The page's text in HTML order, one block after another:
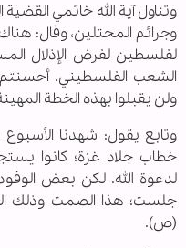
وتناول آية الله خاتمي
وجرائم المحتلين، وقال:
لفلسطين لفرض الإذلال
الشعب الفلسطيني. أحسنتم
ولن يقبلوا بهذه الخطة
وتابع يقول: شهدنا الأسبوع
خطاب جلاد غزة؛ كانوا
لدعوة الله. لكن بعض
جلست؛ هذا الصمت وذلك
(ص).